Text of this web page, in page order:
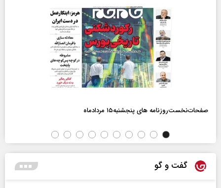
صفحات‌نخست‌روزنامه ها‌ی پنجشنبه‌۱۵ مردادماه
گفت و گو